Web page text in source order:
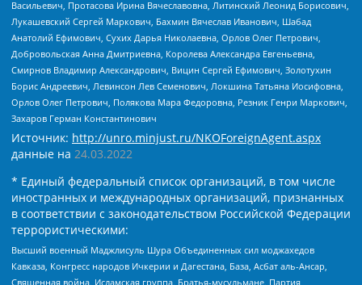
Васильевич, Протасова Ирина Вячеславовна, Литинский Леонид Борисович,
Лукашевский Сергей Маркович, Бахмин Вячеслав Иванович, Шабад
Анатолий Ефимович, Сухих Дарья Николаевна, Орлов Олег Петрович,
Добровольская Анна Дмитриевна, Королева Александра Евгеньевна,
Смирнов Владимир Александрович, Вицин Сергей Ефимович, Золотухин
Борис Андреевич, Левинсон Лев Семенович, Локшина Татьяна Иосифовна,
Орлов Олег Петрович, Полякова Мара Федоровна, Резник Генри Маркович,
Захаров Герман Константинович
Источник: http://unro.minjust.ru/NKOForeignAgent.aspx
данные на 24.03.2022
* Единый федеральный список организаций, в том числе
иностранных и международных организаций, признанных
в соответствии с законодательством Российской Федерации
террористическими:
Высший военный Маджлисуль Шура Объединенных сил моджахедов
Кавказа, Конгресс народов Ичкерии и Дагестана, База, Асбат аль-Ансар,
Священная война, Исламская группа, Братья-мусульмане, Партия